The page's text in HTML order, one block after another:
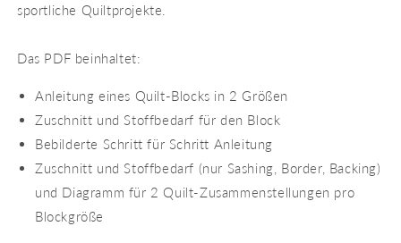
sportliche Quiltprojekte.
Das PDF beinhaltet:
Anleitung eines Quilt-Blocks in 2 Größen
Zuschnitt und Stoffbedarf für den Block
Bebilderte Schritt für Schritt Anleitung
Zuschnitt und Stoffbedarf (nur Sashing, Border, Backing)
und Diagramm für 2 Quilt-Zusammenstellungen pro
Blockgröße